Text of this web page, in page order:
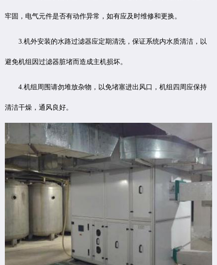
牢固，电气元件是否有动作异常，如有应及时维修和更换。
3.机外安装的水路过滤器应定期清洗，保证系统内水质清洁，以
避免机组因过滤器脏堵而造成主机损坏。
4.机组周围请勿堆放杂物，以免堵塞进出风口，机组四周应保持
清洁干燥，通风良好。